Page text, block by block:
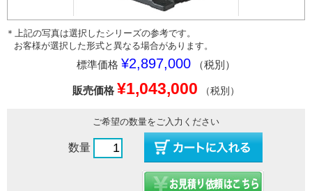
＊上記の写真は選択したシリーズの参考です。
お客様が選択した形式と異なる場合があります。
標準価格 ¥2,897,000 （税別）
販売価格 ¥1,043,000 （税別）
ご希望の数量をご入力ください
数量